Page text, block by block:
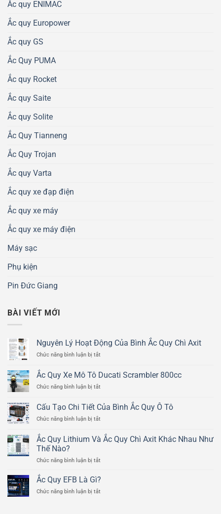
Ắc quy ENIMAC
Ắc quy Europower
Ắc quy GS
Ắc Quy PUMA
Ắc quy Rocket
Ắc quy Saite
Ắc quy Solite
Ắc Quy Tianneng
Ắc Quy Trojan
Ắc quy Varta
Ắc quy xe đạp điện
Ắc quy xe máy
Ắc quy xe máy điện
Máy sạc
Phụ kiện
Pin Đức Giang
BÀI VIẾT MỚI
Nguyên Lý Hoạt Động Của Bình Ắc Quy Chì Axit
Chức năng bình luận bị tắt
Lý
Hoạt
Động
Bình
Quy
Axit
Ắc Quy Xe Mô Tô Ducati Scrambler 800cc
Chức năng bình luận bị tắt
Quy
Xe
Mô
Ducati
Scrambler
Cấu Tạo Chi Tiết Của Bình Ắc Quy Ô Tô
Chức năng bình luận bị tắt
Tạo
Chi
Của
Ắc
Ô
Ắc Quy Lithium Và Ắc Quy Chì Axit Khác Nhau Như
Thế Nào?
Chức năng bình luận bị tắt
Quy
Và
Ắc Quy EFB Là Gì?
Chức năng bình luận bị tắt